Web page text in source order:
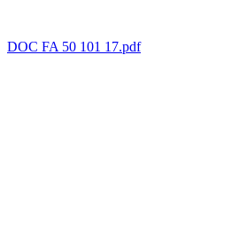
DOC FA 50 101 17.pdf